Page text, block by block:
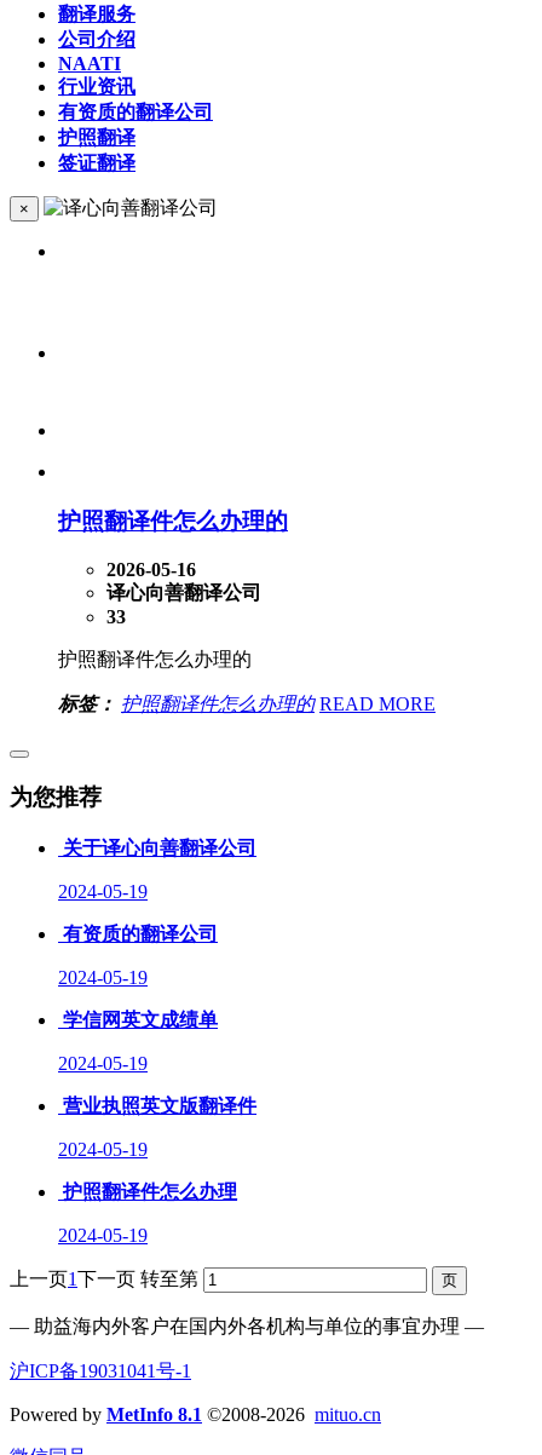
翻译服务
公司介绍
NAATI
行业资讯
有资质的翻译公司
护照翻译
签证翻译
×
护照翻译件怎么办理的
2026-05-16
译心向善翻译公司
33
护照翻译件怎么办理的
标签： 护照翻译件怎么办理的 READ MORE
为您推荐
关于译心向善翻译公司
2024-05-19
有资质的翻译公司
2024-05-19
学信网英文成绩单
2024-05-19
营业执照英文版翻译件
2024-05-19
护照翻译件怎么办理
2024-05-19
上一页1下一页 转至第
— 助益海内外客户在国内外各机构与单位的事宜办理 —
沪ICP备19031041号-1
Powered by MetInfo 8.1 ©2008-2026 mituo.cn